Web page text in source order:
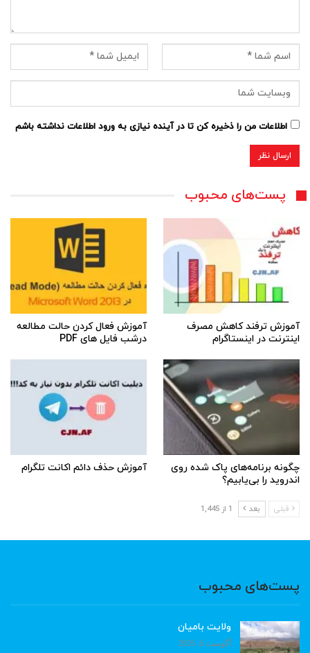
اطلاعات من را ذخیره کن تا در آینده نیازی به ورود اطلاعات نداشته باشم
پست‌های محبوب
آموزش ترفند کاهش مصرف
اینترنت در اینستاگرام
آموزش فعال کردن حالت مطالعه
درشب فایل های PDF
چگونه برنامه‌های پاک شده روی
اندروید را بی‌یابیم؟
آموزش حذف دائم اکانت تلگرام
قبلی بعد 1 از 1,445
پست‌های محبوب
ولایت بامیان
آگوست 6, 2026